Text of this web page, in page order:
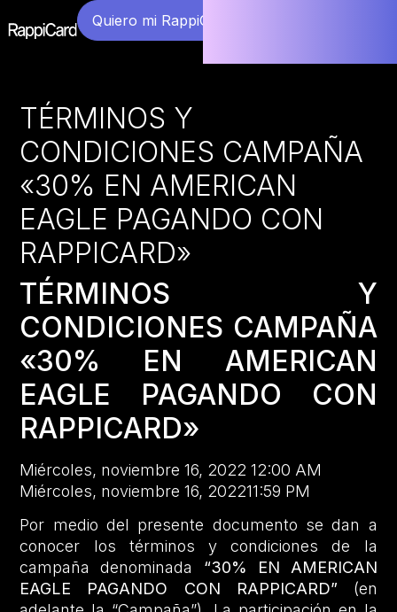
Quiero mi RappiCard
TÉRMINOS Y
CONDICIONES CAMPAÑA
«30% EN AMERICAN
EAGLE PAGANDO CON
RAPPICARD»
TÉRMINOS Y
CONDICIONES CAMPAÑA
«30% EN AMERICAN
EAGLE PAGANDO CON
RAPPICARD»
Miércoles, noviembre 16, 2022 12:00 AM
Miércoles, noviembre 16, 202211:59 PM
Por medio del presente documento se dan a
conocer los términos y condiciones de la
campaña denominada “30% EN AMERICAN
EAGLE PAGANDO CON RAPPICARD” (en